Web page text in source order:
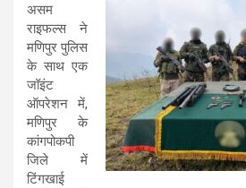
असम
राइफल्स ने
मणिपुर पुलिस
के साथ एक
जॉइंट
ऑपरेशन में,
मणिपुर के
कांगपोकपी
जिले में
टिंगखाई